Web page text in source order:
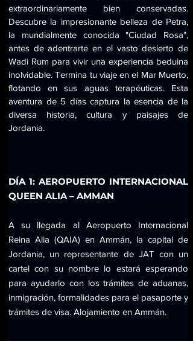
extraordinariamente bien conservadas.
Descubre la impresionante belleza de Petra,
la mundialmente conocida "Ciudad Rosa",
antes de adentrarte en el vasto desierto de
Wadi Rum para vivir una experiencia beduina
inolvidable. Termina tu viaje en el Mar Muerto,
flotando en sus aguas terapéuticas. Esta
aventura de 5 días captura la esencia de la
diversa historia, cultura y paisajes de
Jordania.
DÍA 1: AEROPUERTO INTERNACIONAL
QUEEN ALIA – AMMAN
A su llegada al Aeropuerto Internacional
Reina Alia (QAIA) en Ammán, la capital de
Jordania, un representante de JAT con un
cartel con su nombre lo estará esperando
para ayudarlo con los trámites de aduanas,
inmigración, formalidades para el pasaporte y
trámites de visa. Alojamiento en Ammán.